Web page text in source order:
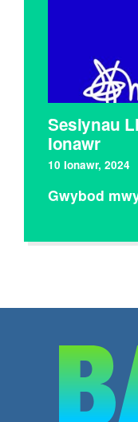
Sesiynau
Ionawr
10 Ionawr, 2024
Gwybod